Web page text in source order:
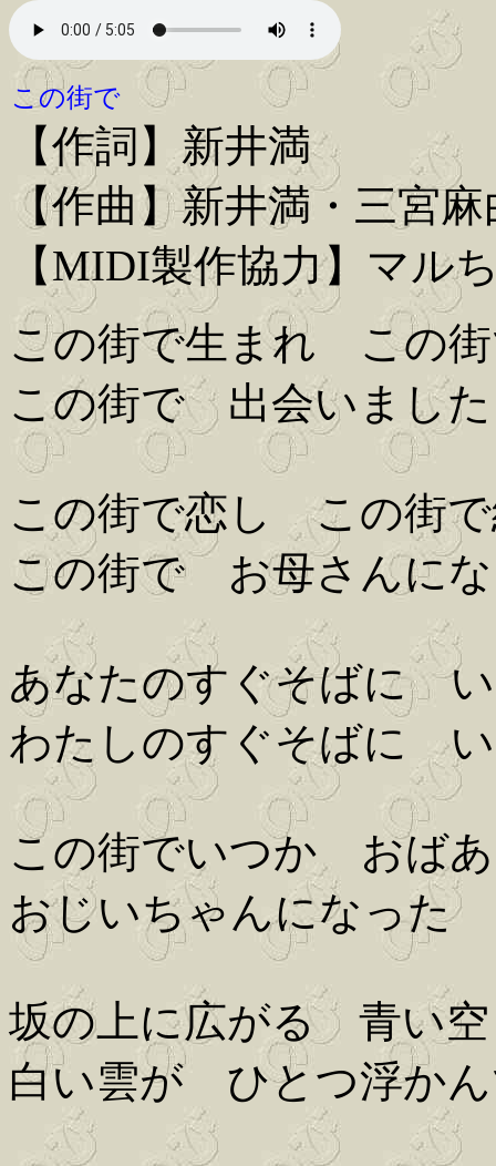
この街で
【作詞】新井満
【作曲】新井満・三宮麻
【MIDI製作協力】マル
この街で生まれ この
この街で 出会いまし
この街で恋し この街
この街で お母さんに
あなたのすぐそばに
わたしのすぐそばに
この街でいつか おば
おじいちゃんになった
坂の上に広がる 青い空
白い雲が ひとつ浮か